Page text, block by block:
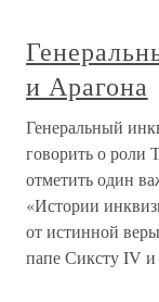
и Арагона
Генеральный
говорить о роли
отметить один
«Истории
от истинной
папе Сиксту IV и